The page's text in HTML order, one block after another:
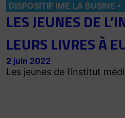
DISPOSITIF IME LA BUSINE
LES JEUNES DE
LEURS LIVRES À
2 juin 2022
Les jeunes de l’institut